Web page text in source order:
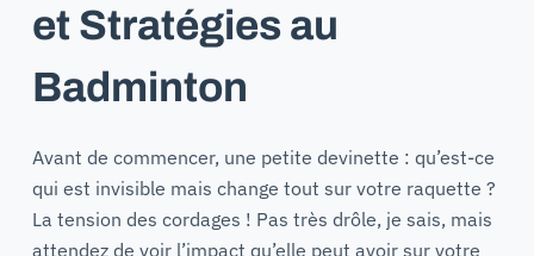
et Stratégies au
Badminton
Avant de commencer, une petite devinette : qu’est-ce
qui est invisible mais change tout sur votre raquette ?
La tension des cordages ! Pas très drôle, je sais, mais
attendez de voir l’impact qu’elle peut avoir sur votre